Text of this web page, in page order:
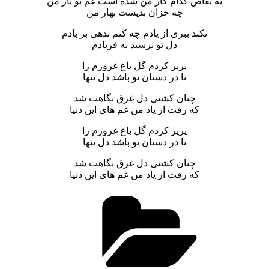
چه خزان بدیست بهار من
نکند ببری از یادم چه کنم ندهی بر بادم
دل تو نرسید به فریادم
پرپر کردم گل باغ غرورم را
تا در دستان تو باشد دل تنها
چنان کشتی دل غرق نگاهت شد
که رفت از یاد من غم های این دنیا
پرپر کردم گل باغ غرورم را
تا در دستان تو باشد دل تنها
چنان کشتی دل غرق نگاهت شد
که رفت از یاد من غم های این دنیا